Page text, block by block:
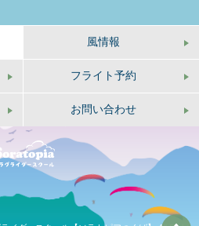
風情報
フライト予約
お問い合わせ